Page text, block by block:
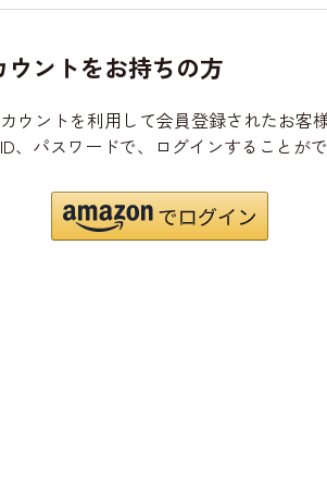
ウントをお持ちの方
ウントを利用して会員登録されたお客様
、パスワードで、ログインすることがで